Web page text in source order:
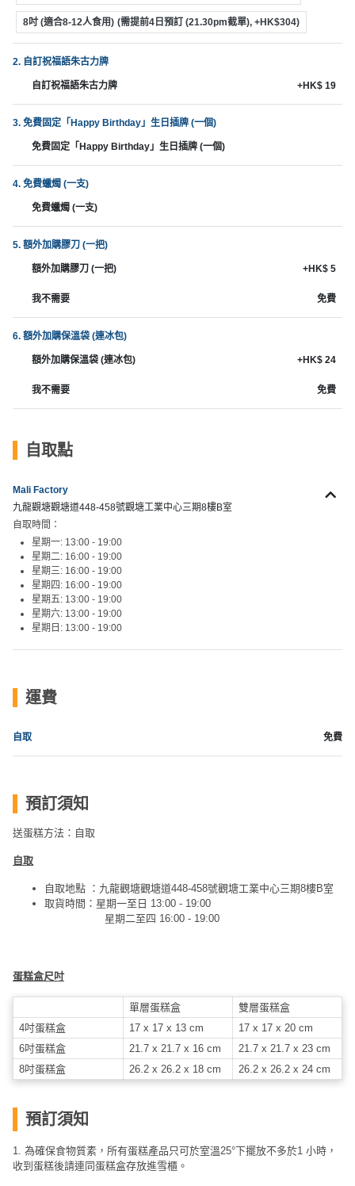
地
佈
置
用
品
即
煮
列
聚
會
拍
餐
廳
BBQ
地
新
奇
玩
樂
體
驗
手
作
工
坊
艇
出
動
婚
禮
子
動
神
器
情
侶
心
願
清
關
8吋 (適合8-12人食用) (需提前4日預訂 (21.30pm截單), +HK$304)
2. 自訂祝福語朱古力牌
自訂祝福語朱古力牌 +HK$ 19
3. 免費固定「Happy Birthday」生日插牌 (一個)
免費固定「Happy Birthday」生日插牌 (一個)
4. 免費蠟燭 (一支)
免費蠟燭 (一支)
5. 額外加購膠刀 (一把)
額外加購膠刀 (一把) +HK$ 5
我不需要 免費
6. 額外加購保溫袋 (連冰包)
額外加購保溫袋 (連冰包) +HK$ 24
我不需要 免費
自取點
Mali Factory
九龍觀塘觀塘道448-458號觀塘工業中心三期8樓B室
自取時間：
星期一: 13:00 - 19:00
星期二: 16:00 - 19:00
星期三: 16:00 - 19:00
星期四: 16:00 - 19:00
星期五: 13:00 - 19:00
星期六: 13:00 - 19:00
星期日: 13:00 - 19:00
運費
自取 免費
預訂須知
送蛋糕方法：自取
自取
自取地點 ：九龍觀塘觀塘道448-458號觀塘工業中心三期8樓B室
取貨時間：星期一至日 13:00 - 19:00
星期二至四 16:00 - 19:00
蛋糕盒尺吋
單層蛋糕盒
雙層蛋糕盒
4吋蛋糕盒
17 x 17 x 13 cm
17 x 17 x 20 cm
6吋蛋糕盒
21.7 x 21.7 x 16 cm
21.7 x 21.7 x 23 cm
8吋蛋糕盒
26.2 x 26.2 x 18 cm 26.2 x 26.2 x 24 cm
預訂須知
1. 為確保食物質素，所有蛋糕產品只可於室溫25°下擺放不多於1 小時，
收到蛋糕後請連同蛋糕盒存放進雪櫃。